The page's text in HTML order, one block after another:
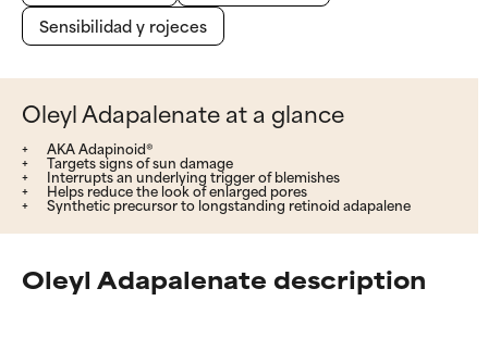
Sensibilidad y rojeces
Oleyl Adapalenate at a glance
AKA Adapinoid®
Targets signs of sun damage
Interrupts an underlying trigger of blemishes
Helps reduce the look of enlarged pores
Synthetic precursor to longstanding retinoid adapalene
Oleyl Adapalenate description